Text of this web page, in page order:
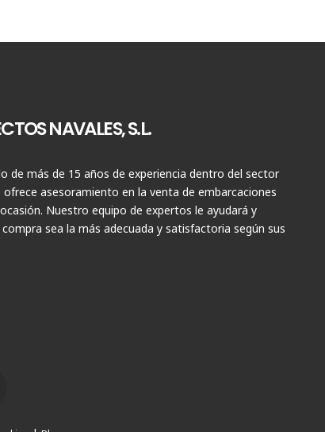
NAVALES, S.L.
de más de 15 años de experiencia dentro del sector
ofrece asesoramiento en la venta de embarcaciones
Nuestro equipo de expertos le ayudará y
sea la más adecuada y satisfactoria según sus